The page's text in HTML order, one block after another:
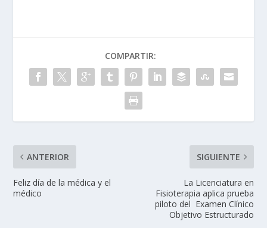
COMPARTIR:
ANTERIOR
Feliz día de la médica y el
médico
SIGUIENTE
La Licenciatura en
Fisioterapia aplica prueba
piloto del Examen Clínico
Objetivo Estructurado